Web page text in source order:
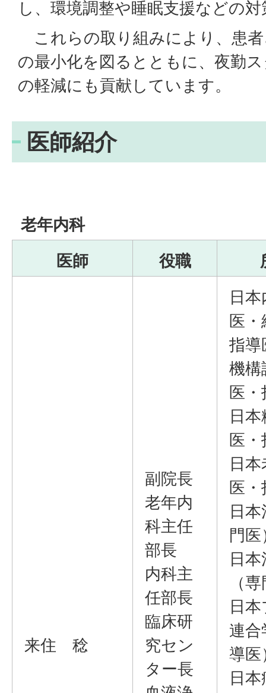
し、環境調整や睡眠支援などの
これらの取り組みにより、患
の最小化を図るとともに、夜勤
の軽減にも貢献しています。
医師紹介
老年内科
医師
役職
来住 稔
副院長
老年内
科主任
部長
内科主
任部長
臨床研
究セン
ター長
日
医
指導
機構
医
日
医
日
医
日
門医
日
（
日
連合
導医
日